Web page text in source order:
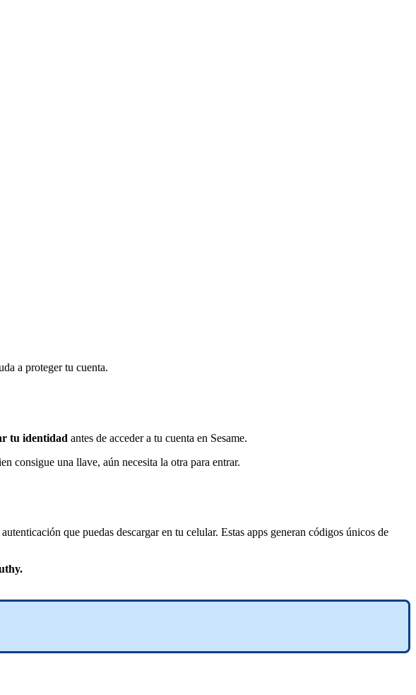
a proteger tu cuenta.
tu identidad antes de acceder a tu cuenta en Sesame.
consigue una llave, aún necesita la otra para entrar.
autenticación que puedas descargar en tu celular. Estas apps generan códigos únicos de
.